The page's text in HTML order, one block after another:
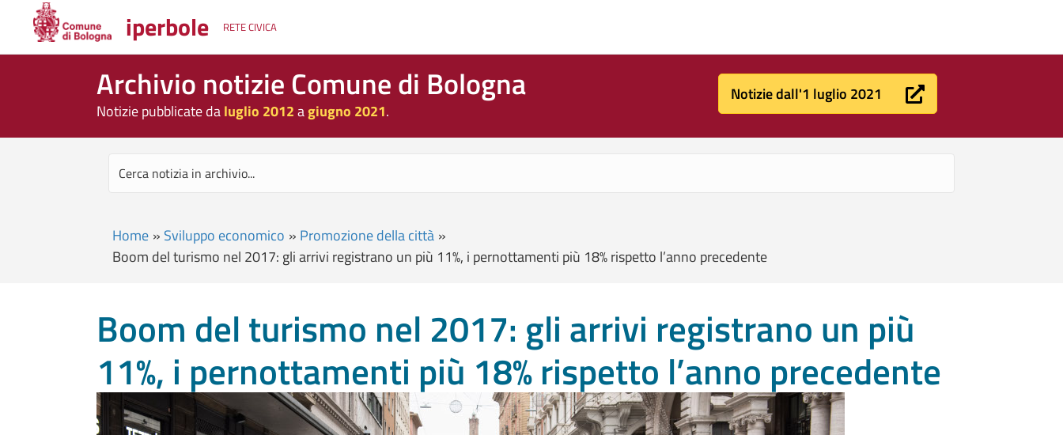
iperbole RETE CIVICA
Archivio notizie Comune di Bologna
Notizie pubblicate daluglio 2012agiugno 2021.
Notizie dall'1 luglio 2021
Home » Sviluppo economico » Promozione della città »
Boom del turismo nel 2017: gli arrivi registrano un più 11%, i pernottamenti più 18% rispetto l’anno precedente
Boom del turismo nel 2017: gli arrivi registrano un più
11%, i pernottamenti più 18% rispetto l’anno precedente